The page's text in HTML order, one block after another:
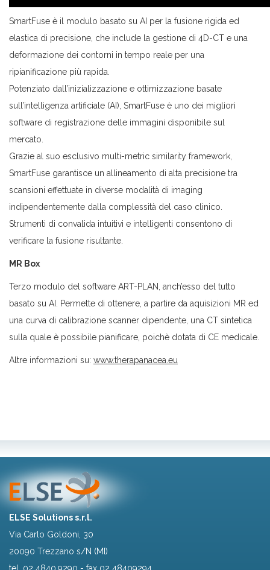
SmartFuse è il modulo basato su AI per la fusione rigida ed
elastica di precisione, che include la gestione di 4D-CT e una
deformazione dei contorni in tempo reale per una
ripianificazione più rapida.
Potenziato dall’inizializzazione e ottimizzazione basate
sull’intelligenza artificiale (AI), SmartFuse è uno dei migliori
software di registrazione delle immagini disponibile sul
mercato.
Grazie al suo esclusivo multi-metric similarity framework,
SmartFuse garantisce un allineamento di alta precisione tra
scansioni effettuate in diverse modalità di imaging
indipendentemente dalla complessità del caso clinico.
Strumenti di convalida intuitivi e intelligenti consentono di
verificare la fusione risultante.
MR Box
Terzo modulo del software ART-PLAN, anch’esso del tutto
basato su AI. Permette di ottenere, a partire da aquisizioni MR ed
una curva di calibrazione scanner dipendente, una CT sintetica
sulla quale è possibile pianificare, poichè dotata di CE medicale.
Altre informazioni su: www.therapanacea.eu
ELSE Solutions s.r.l.
Via Carlo Goldoni, 30
20090 Trezzano s/N (MI)